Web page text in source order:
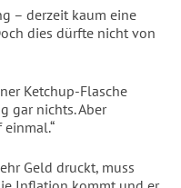
– derzeit kaum eine
dies dürfte nicht von
Ketchup-Flasche
gar nichts. Aber
Geld druckt, muss